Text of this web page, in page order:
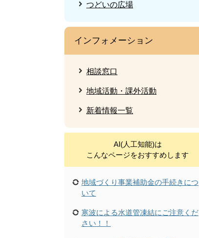
つどいの広場
インフォメーション
相談窓口
地域活動・課外活動
新着情報一覧
AI(人工知能)は
こんなページをおすすめします
地域づくり事業補助金の手続きにつ
いて
寒波による水道管凍結にご注意くだ
さい！！